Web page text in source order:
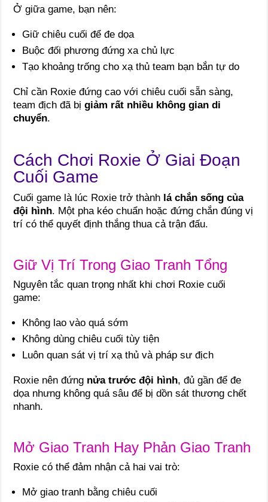
Ở giữa game, bạn nên:
Giữ chiêu cuối để đe dọa
Buộc đối phương đứng xa chủ lực
Tạo khoảng trống cho xạ thủ team bạn bắn tự do
Chỉ cần Roxie đứng cao với chiêu cuối sẵn sàng,
team địch đã bịgiảm rất nhiều không gian di
chuyển.
Cách Chơi Roxie Ở Giai Đoạn
Cuối Game
Cuối game là lúc Roxie trở thành lá chắn sống của
đội hình. Một pha kéo chuẩn hoặc đứng chắn đúng vị
trí có thể quyết định thắng thua cả trận đấu.
Giữ Vị Trí Trong Giao Tranh Tổng
Nguyên tắc quan trọng nhất khi chơi Roxie cuối
game:
Không lao vào quá sớm
Không dùng chiêu cuối tùy tiện
Luôn quan sát vị trí xạ thủ và pháp sư địch
Roxie nên đứng nửa trước đội hình, đủ gần để đe
dọa nhưng không quá sâu để bị dồn sát thương chết
nhanh.
Mở Giao Tranh Hay Phản Giao Tranh
Roxie có thể đảm nhận cả hai vai trò:
Mở giao tranh bằng chiêu cuối